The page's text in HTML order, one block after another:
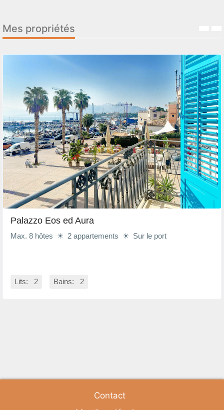
Mes propriétés
Palazzo Eos ed Aura
Max. 8 hôtes ☀ 2 appartements ☀ Sur le port
Lits: 2 Bains: 2
Contact